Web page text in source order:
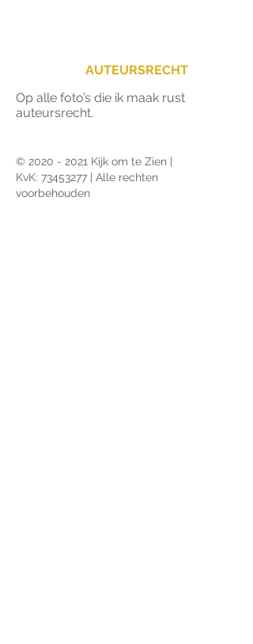
AUTEURSRECHT
Op alle foto’s die ik maak rust
auteursrecht.
© 2020 - 2021 Kijk om te Zien |
KvK: 73453277 | Alle rechten
voorbehouden